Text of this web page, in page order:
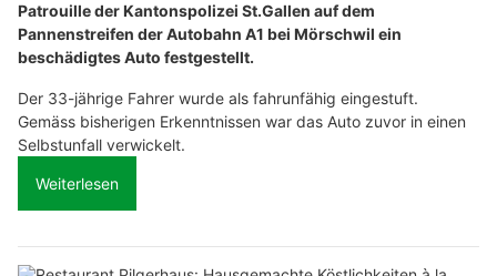
Patrouille der Kantonspolizei St.Gallen auf dem
Pannenstreifen der Autobahn A1 bei Mörschwil ein
beschädigtes Auto festgestellt.
Der 33-jährige Fahrer wurde als fahrunfähig eingestuft.
Gemäss bisherigen Erkenntnissen war das Auto zuvor in einen
Selbstunfall verwickelt.
Weiterlesen